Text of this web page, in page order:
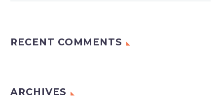
RECENT COMMENTS
ARCHIVES